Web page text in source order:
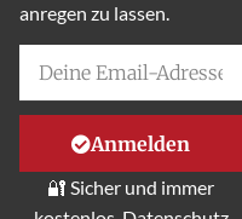
anregen zu lassen.
Anmelden
🔐 Sicher und immer